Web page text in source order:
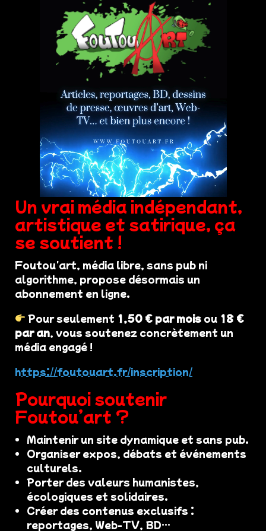
Un vrai média indépendant,
artistique et satirique, ça
se soutient !
Foutou'art, média libre, sans pub ni
algorithme, propose désormais un
abonnement en ligne.
Pour seulement 1,50 € par mois ou 18 €
par an, vous soutenez concrètement un
média engagé !
https://foutouart.fr/inscription/
Pourquoi soutenir
Foutou’art ?
Maintenir un site dynamique et sans pub.
Organiser expos, débats et événements
culturels.
Porter des valeurs humanistes,
écologiques et solidaires.
Créer des contenus exclusifs :
reportages, Web-TV, BD…